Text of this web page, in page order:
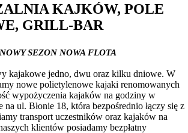
KAJKÓW, POLE
GRILL-BAR
SEZON NOWA FLOTA
kajakowe jedno, dwu oraz kilku dniowe. W
nowe polietylenowe kajaki renomowanych
wypożyczenia kajaków na godziny w
ul. Błonie 18, która bezpośrednio łączy się z
transport uczestników oraz kajaków na
klientów posiadamy bezpłatny